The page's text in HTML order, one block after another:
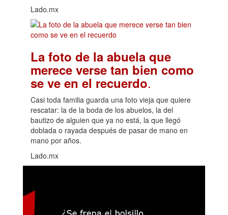
Lado.mx
La foto de la abuela que
merece verse tan bien como
se ve en el recuerdo.
Casi toda familia guarda una foto vieja que quiere
rescatar: la de la boda de los abuelos, la del
bautizo de alguien que ya no está, la que llegó
doblada o rayada después de pasar de mano en
mano por años.
Lado.mx